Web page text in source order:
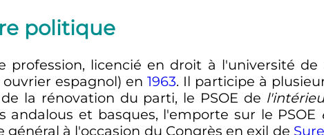
politique
profession, licencié en droit à l'université
espagnol) en 1963. Il participe à
la rénovation du parti, le PSOE de
andalous et basques, l'emporte sur le PSOE
général à l'occasion du Congrès en exil de